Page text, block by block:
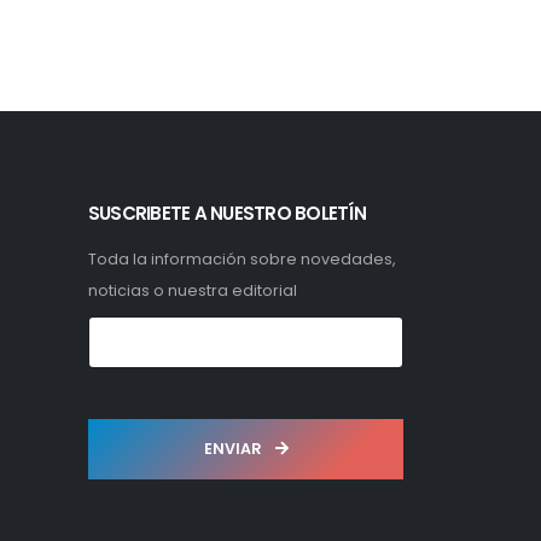
SUSCRIBETE A NUESTRO BOLETÍN
Toda la información sobre novedades,
noticias o nuestra editorial
ENVIAR